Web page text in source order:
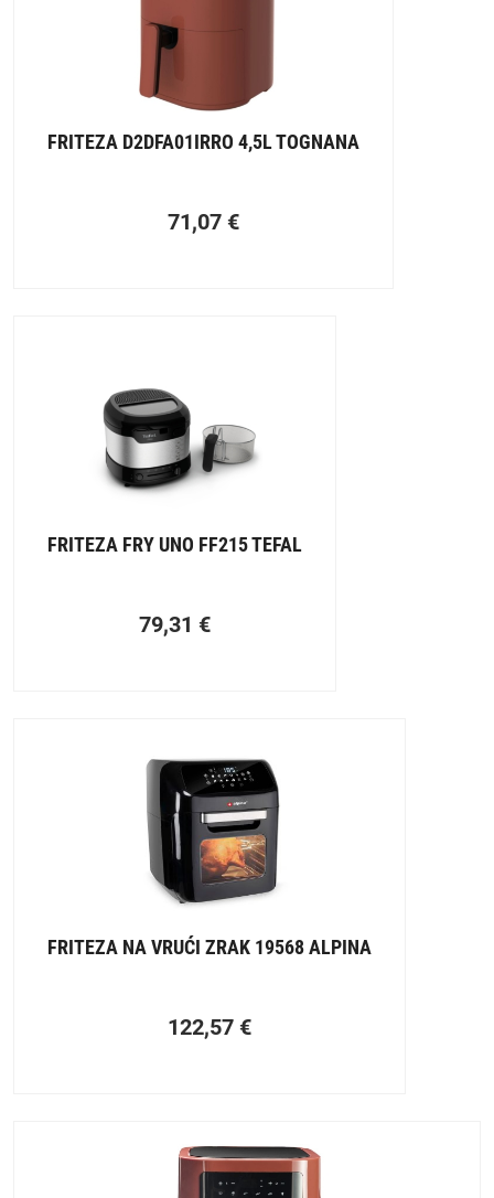
FRITEZA D2DFA01IRRO 4,5L TOGNANA
71,07 €
FRITEZA FRY UNO FF215 TEFAL
79,31 €
FRITEZA NA VRUĆI ZRAK 19568 ALPINA
122,57 €